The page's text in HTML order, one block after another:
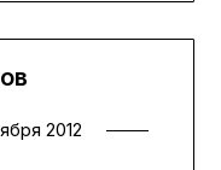
2012